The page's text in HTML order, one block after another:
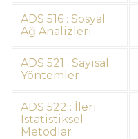
ADS 516 : Sosyal
Ağ Analizleri
ADS 521 : Sayısal
Yöntemler
ADS 522 : İleri
Istatistiksel
Metodlar